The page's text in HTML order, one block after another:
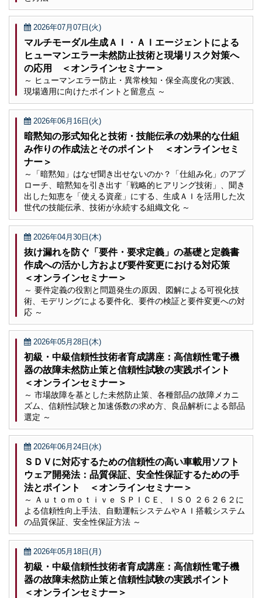
2026年07月07日(火)
マルチモーダル生成ＡＩ・ＡＩエージェントによる
ヒューマンエラー未然防止技術と現場リスク対策へ
の応用 ＜オンラインセミナー＞
～ ヒューマンエラー防止・異常検知・保全高度化の実践、
現場適用に向けたポイントと留意点 ～
2026年06月16日(火)
暗黙知の形式知化と技術・技能伝承の効果的な仕組
み作りの作成法とそのポイント ＜オンラインセミ
ナー＞
～「暗黙知」はなぜ聞き出せないのか？「仕組み化」のアプ
ローチ、暗黙知を引き出す「戦略的ヒアリング技術」、聞き
出した知恵を「使える資産」にする、生成ＡＩを活用した次
世代の技能伝承、技術が永続する組織文化 ～
2026年04月30日(木)
抜け漏れを防ぐ「要件・要求定義」の基礎と定義書
作成への活かし方および要件変更における対応策
＜オンラインセミナー＞
～ 要件定義の役割と問題発生の原因、図解による可視化技
術、モデリングによる要件化、要件の検証と要件変更への対
応 ～
2026年05月28日(木)
初級・中級信頼性技術者育成講座：高信頼性電子機
器の故障未然防止策と信頼性試験の実践ポイント
＜オンラインセミナー＞
～ 市場故障を基とした未然防止策、各種部品の故障メカニ
ズム、信頼性試験と加速係数の求め方、良品解析による部品
選定 ～
2026年06月24日(水)
ＳＤＶに対応するための信頼性の高い車載用ソフト
ウェア開発法：品質保証、安全性保証するための手
法とポイント ＜オンラインセミナー＞
～ Ａｕｔｏｍｏｔｉｖｅ ＳＰＩＣＥ、ＩＳＯ ２６２６２に
よる信頼性向上手法、自動運転システムやＡＩ搭載システム
の品質保証、安全性保証方法 ～
2026年05月18日(月)
初級・中級信頼性技術者育成講座：高信頼性電子機
器の故障未然防止策と信頼性試験の実践ポイント
＜オンラインセミナー＞